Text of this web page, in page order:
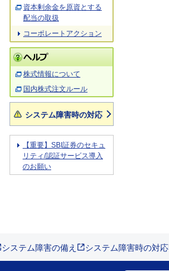
資本剰余金を原資とする
配当の取扱
コーポレートアクション
株式情報について
国内株式注文ルール
システム障害時の対応
【重要】SBI証券のセキュ
リティ/認証サービス導入
のお願い
システム障害の備え システム障害時の対応